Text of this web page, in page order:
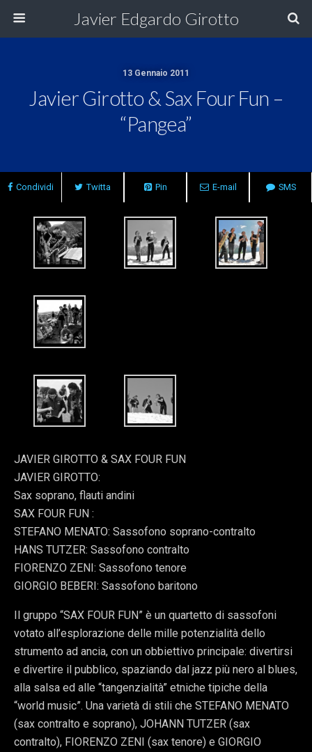
Javier Edgardo Girotto
13 Gennaio 2011
Javier Girotto & Sax Four Fun –
“Pangea”
Condividi Twitta Pin E-mail SMS
JAVIER GIROTTO & SAX FOUR FUN
JAVIER GIROTTO:
Sax soprano, flauti andini
SAX FOUR FUN :
STEFANO MENATO: Sassofono soprano-contralto
HANS TUTZER: Sassofono contralto
FIORENZO ZENI: Sassofono tenore
GIORGIO BEBERI: Sassofono baritono
Il gruppo “SAX FOUR FUN” è un quartetto di sassofoni
votato all’esplorazione delle mille potenzialità dello
strumento ad ancia, con un obbiettivo principale: divertirsi
e divertire il pubblico, spaziando dal jazz più nero al blues,
alla salsa ed alle “tangenzialità” etniche tipiche della
“world music”. Una varietà di stili che STEFANO MENATO
(sax contralto e soprano), JOHANN TUTZER (sax
contralto), FIORENZO ZENI (sax tenore) e GIORGIO